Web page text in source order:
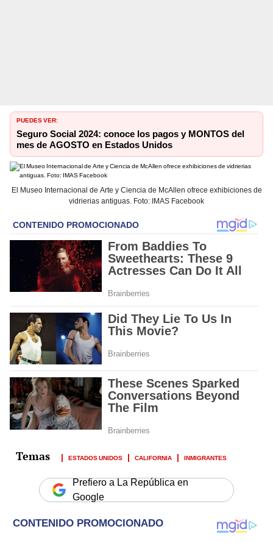
PUEDES VER:
Seguro Social 2024: conoce los pagos y MONTOS del
mes de AGOSTO en Estados Unidos
El Museo Internacional de Arte y Ciencia de McAllen ofrece exhibiciones de
vidrierias antiguas. Foto: IMAS Facebook
ESTADOS UNIDOS CALIFORNIA INMIGRANTES
Prefiero a La República en
Google